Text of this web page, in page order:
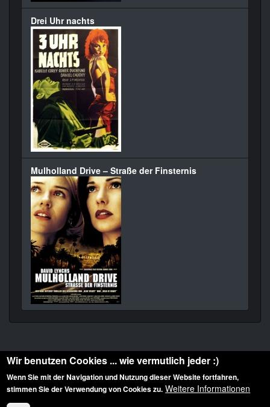
Drei Uhr nachts
Mulholland Drive – Straße der Finsternis
Diese Website ist urheberrechtlich geschützt: © 2010-2026 der Film Noir de. Alle
Rechte vorbehalten.
Wir benutzen Cookies ... wie vermutlich jeder :)
Wenn Sie mit der Navigation und Nutzung dieser Website fortfahren,
stimmen Sie der Verwendung von Cookies zu. Weitere Informationen